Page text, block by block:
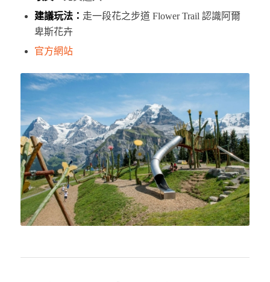
建議玩法： 走一段花之步道 Flower Trail 認識阿爾
卑斯花卉
官方網站